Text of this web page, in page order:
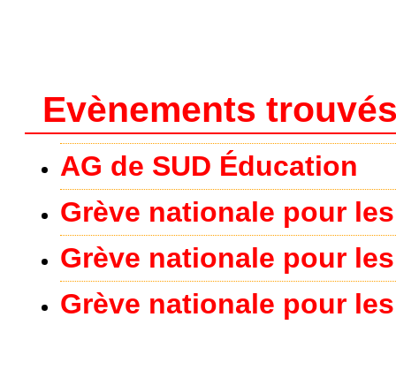
Evènements
AG de SUD Éducation
Grève nationale pour
Grève nationale pour
Grève nationale pour